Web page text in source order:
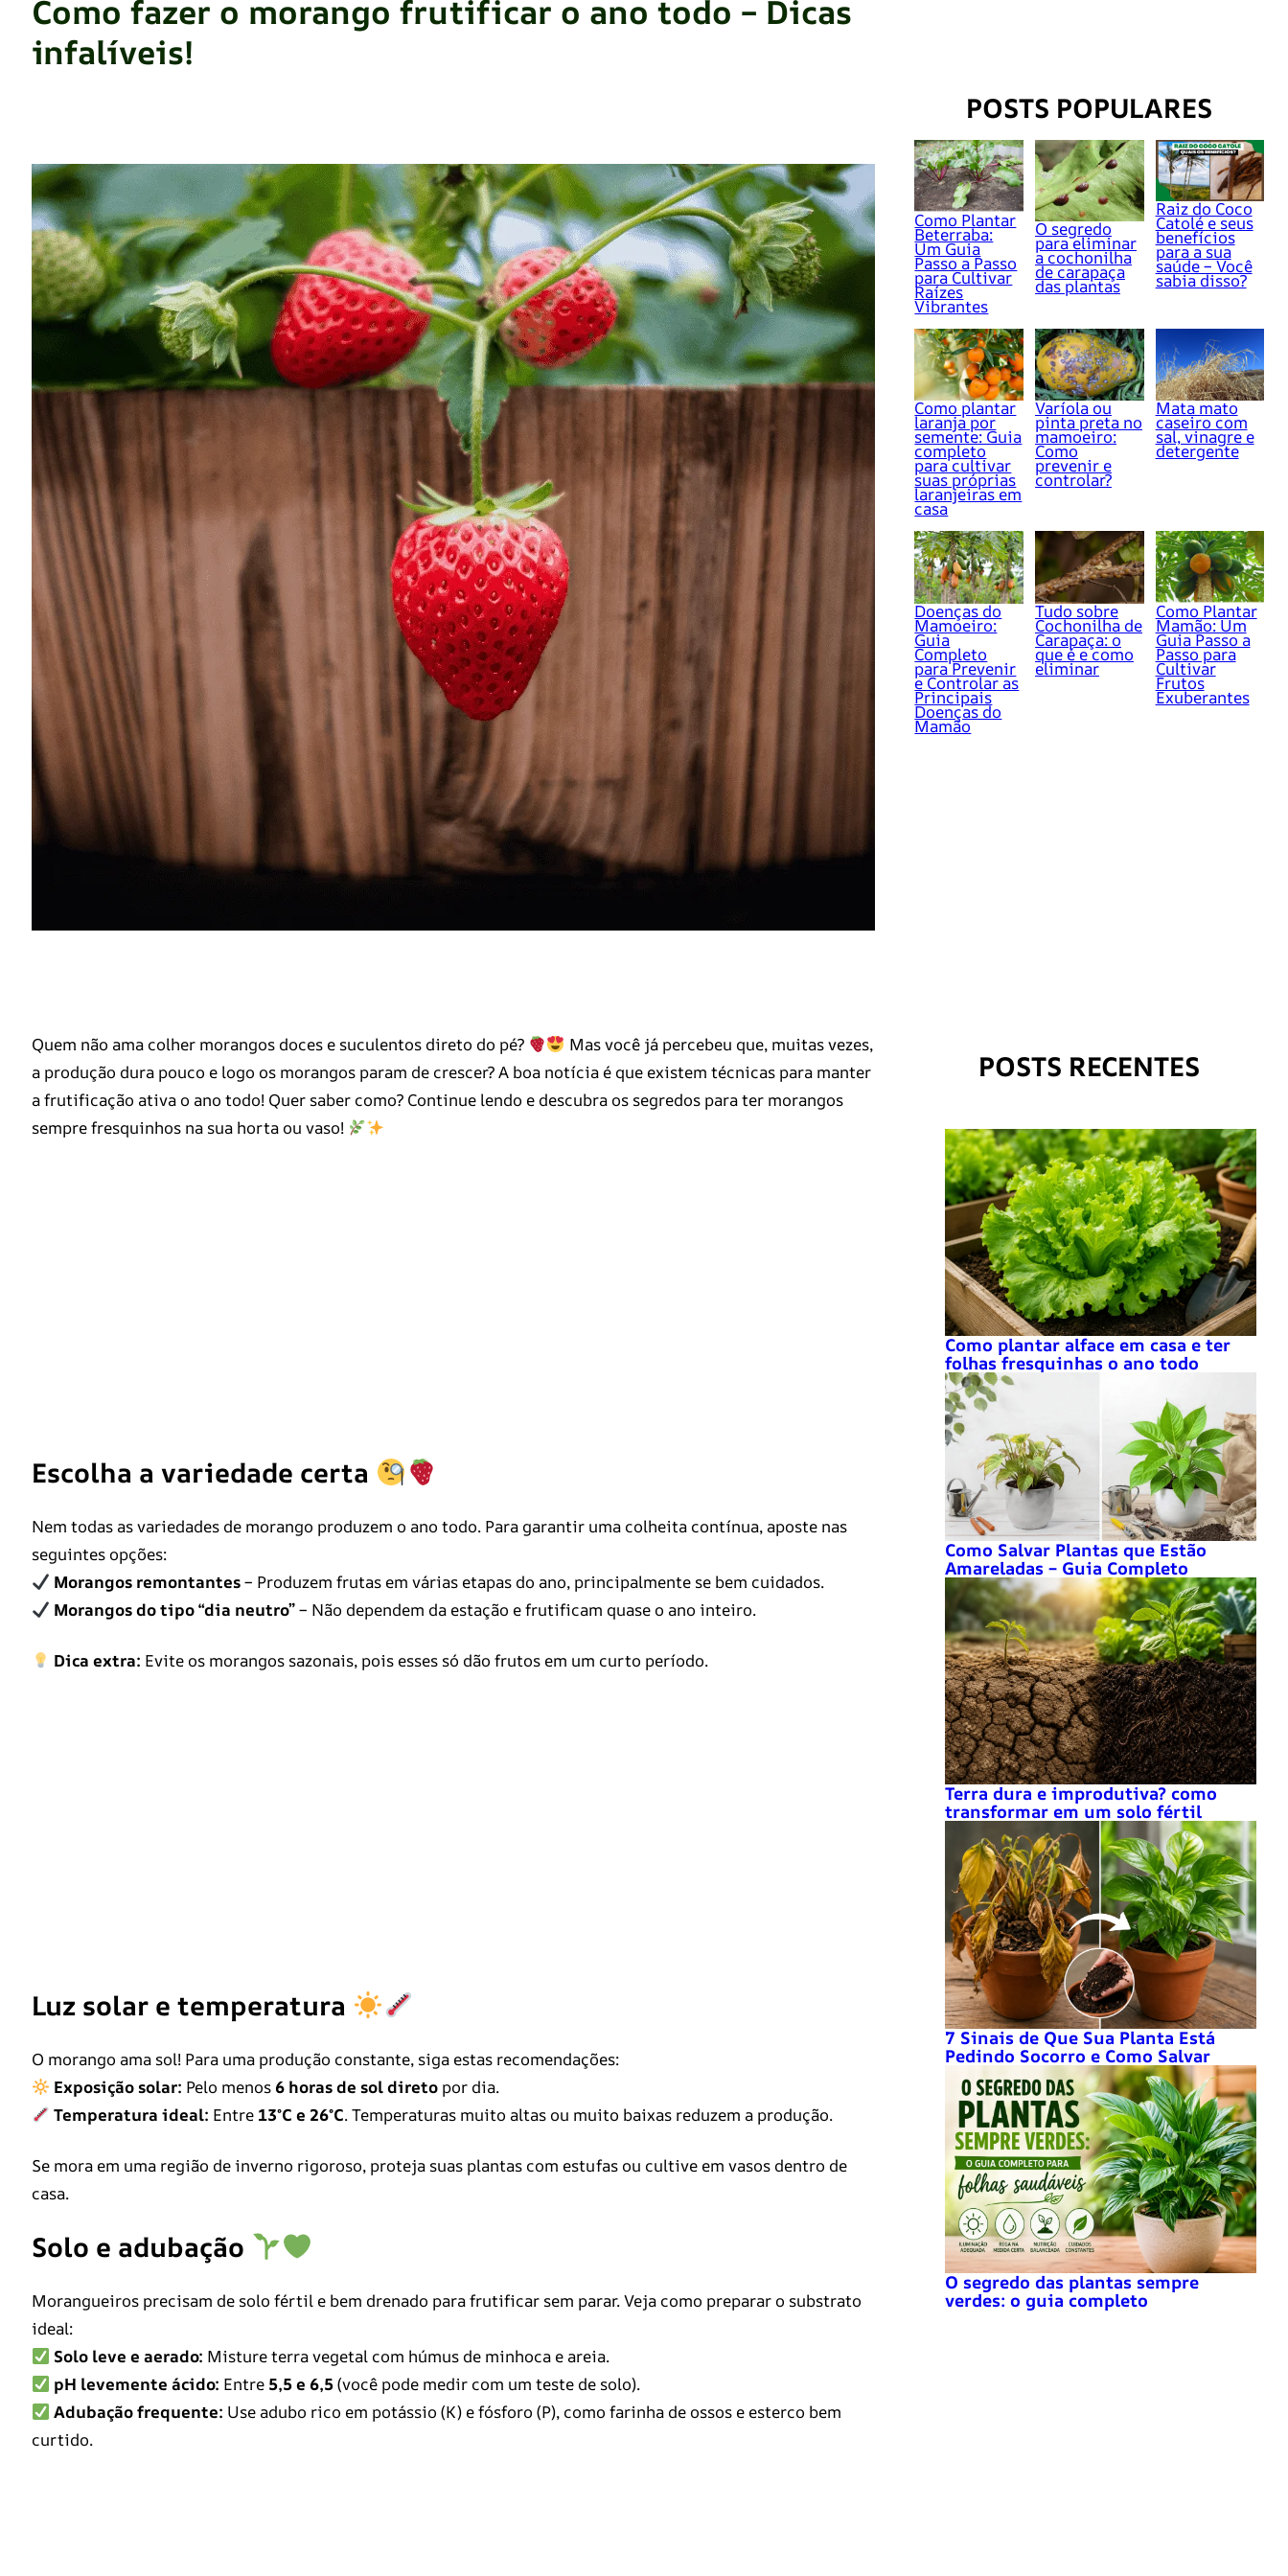
Como fazer o morango frutificar o ano todo – Dicas
infalíveis!
Quem não ama colher morangos doces e suculentos direto do pé?
Mas você já percebeu que, muitas vezes,
a produção dura pouco e logo os morangos param de crescer? A boa notícia é que existem técnicas para manter
a frutificação ativa o ano todo! Quer saber como? Continue lendo e descubra os segredos para ter morangos
sempre fresquinhos na sua horta ou vaso!
Escolha a variedade certa
Nem todas as variedades de morango produzem o ano todo. Para garantir uma colheita contínua, aposte nas
seguintes opções:
Morangos remontantes– Produzem frutas em várias etapas do ano, principalmente se bem cuidados.
Morangos do tipo “dia neutro”– Não dependem da estação e frutificam quase o ano inteiro.
Dica extra: Evite os morangos sazonais, pois esses só dão frutos em um curto período.
Luz solar e temperatura
O morango ama sol! Para uma produção constante, siga estas recomendações:
Exposição solar: Pelo menos 6 horas de sol direto por dia.
Temperatura ideal: Entre 13°C e 26°C. Temperaturas muito altas ou muito baixas reduzem a produção.
Se mora em uma região de inverno rigoroso, proteja suas plantas com estufas ou cultive em vasos dentro de
casa.
Solo e adubação
Morangueiros precisam de solo fértil e bem drenado para frutificar sem parar. Veja como preparar o substrato
ideal:
Solo leve e aerado: Misture terra vegetal com húmus de minhoca e areia.
pH levemente ácido: Entre 5,5 e 6,5(você pode medir com um teste de solo).
Adubação frequente: Use adubo rico em potássio (K) e fósforo (P), como farinha de ossos e esterco bem
curtido.
POSTS POPULARES
Como Plantar
Beterraba:
Um Guia
Passo a Passo
para Cultivar
Raízes
Vibrantes
O segredo
para eliminar
a cochonilha
de carapaça
das plantas
Raiz do Coco
Catolé e seus
benefícios
para a sua
saúde – Você
sabia disso?
Como plantar
laranja por
semente: Guia
completo
para cultivar
suas próprias
laranjeiras em
casa
Varíola ou
pinta preta no
mamoeiro:
Como
prevenir e
controlar?
Mata mato
caseiro com
sal, vinagre e
detergente
Doenças do
Mamoeiro:
Guia
Completo
para Prevenir
e Controlar as
Principais
Doenças do
Mamão
Tudo sobre
Cochonilha de
Carapaça: o
que é e como
eliminar
Como Plantar
Mamão: Um
Guia Passo a
Passo para
Cultivar
Frutos
Exuberantes
POSTS RECENTES
Como plantar alface em casa e ter
folhas fresquinhas o ano todo
Como Salvar Plantas que Estão
Amareladas – Guia Completo
Terra dura e improdutiva? como
transformar em um solo fértil
7 Sinais de Que Sua Planta Está
Pedindo Socorro e Como Salvar
O segredo das plantas sempre
verdes: o guia completo